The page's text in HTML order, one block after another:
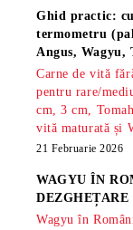
Ghid practic:
termometru
Angus, Wagyu,
Carne de vită
pentru rare/
cm, 3 cm,
vită maturată și
21 Februarie 2026
WAGYU ÎN
Wagyu în